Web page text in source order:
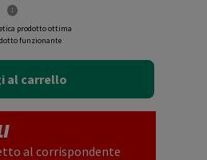
prodotto ottima
funzionante
al carrello
al corrispondente